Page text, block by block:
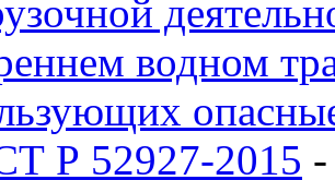
водном
Р 52927-2015